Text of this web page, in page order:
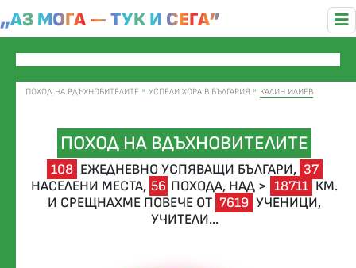
„АЗ МОГА — ТУК И СЕГА”
ПОХОД НА ВДЪХНОВИТЕЛИТЕ УСПЕЛИ ХОРА В БЪЛГАРИЯ КАЛИН ИЛИЕВ
ПОХОД НА ВДЪХНОВИТЕЛИТЕ
108 ЕЖЕДНЕВНО УСПЯВАЩИ БЪЛГАРИ, 37
НАСЕЛЕНИ МЕСТА, 56 ПОХОДА, НАД > 18711 КМ.
И СРЕЩНАХМЕ ПОВЕЧЕ ОТ 7619 УЧЕНИЦИ,
УЧИТЕЛИ...